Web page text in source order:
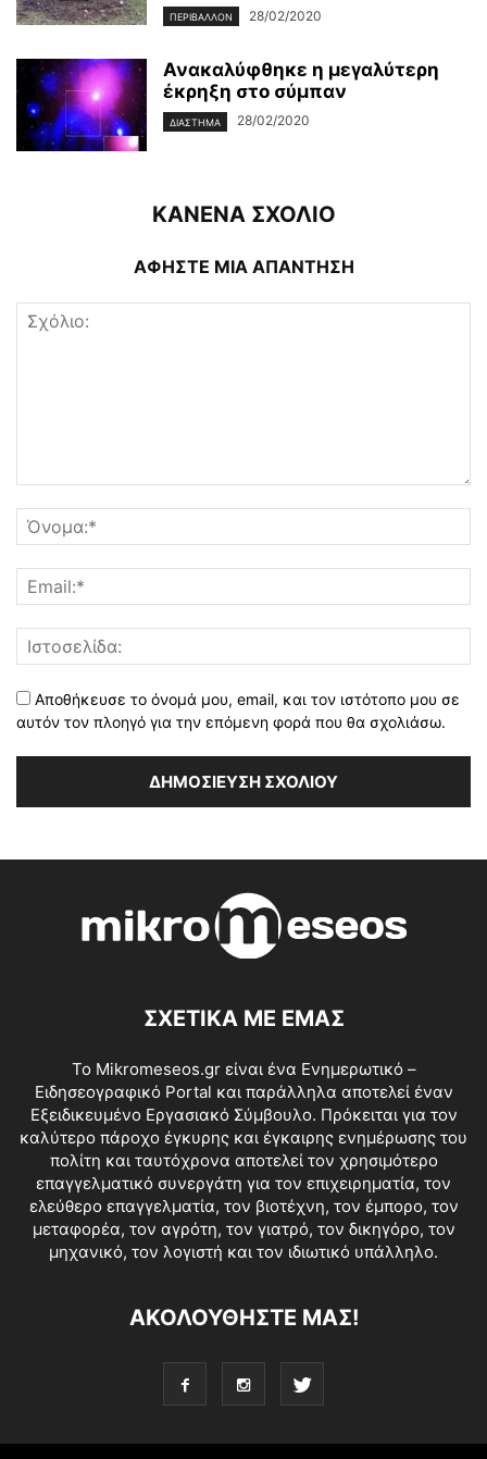
ΠΕΡΙΒΆΛΛΟΝ 28/02/2020
Ανακαλύφθηκε η μεγαλύτερη
έκρηξη στο σύμπαν
ΔΙΆΣΤΗΜΑ 28/02/2020
ΚΑΝΕΝΑ ΣΧΟΛΙΟ
ΑΦΗΣΤΕ ΜΙΑ ΑΠΑΝΤΗΣΗ
Αποθήκευσε το όνομά μου, email, και τον ιστότοπο μου σε
αυτόν τον πλοηγό για την επόμενη φορά που θα σχολιάσω.
ΣΧΕΤΙΚΑ ΜΕ ΕΜΑΣ
Το Mikromeseos.gr είναι ένα Ενημερωτικό –
Ειδησεογραφικό Portal και παράλληλα αποτελεί έναν
Εξειδικευμένο Εργασιακό Σύμβουλο. Πρόκειται για τον
καλύτερο πάροχο έγκυρης και έγκαιρης ενημέρωσης του
πολίτη και ταυτόχρονα αποτελεί τον χρησιμότερο
επαγγελματικό συνεργάτη για τον επιχειρηματία, τον
ελεύθερο επαγγελματία, τον βιοτέχνη, τον έμπορο, τον
μεταφορέα, τον αγρότη, τον γιατρό, τον δικηγόρο, τον
μηχανικό, τον λογιστή και τον ιδιωτικό υπάλληλο.
ΑΚΟΛΟΥΘΗΣΤΕ ΜΑΣ!